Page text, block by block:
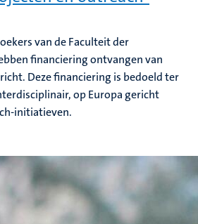
van de Faculteit der
financiering ontvangen van
Deze financiering is bedoeld ter
op Europa gericht
initiatieven.